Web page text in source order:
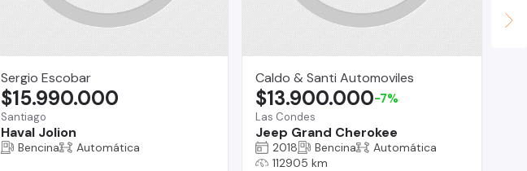
Sergio Escobar
Santiago
Haval Jolion
$15.990.000
Bencina Automática
Caldo & Santi Automoviles
Las Condes
Jeep Grand Cherokee
$13.900.000-7%
2018 Bencina
Automática
112905 km